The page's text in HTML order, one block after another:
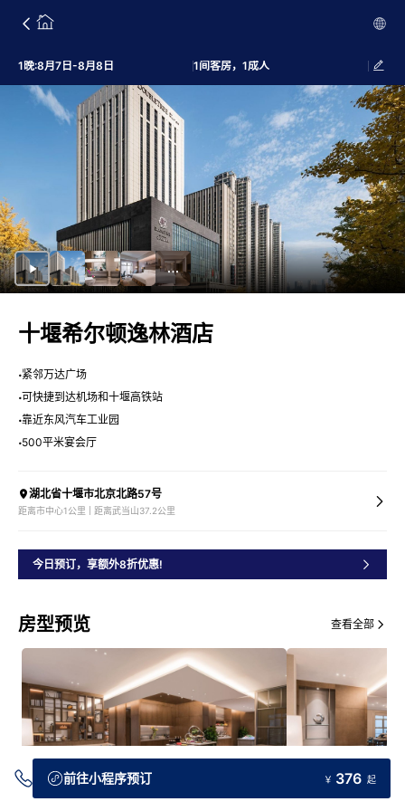
1晚:8月7日-8月8日 1间客房，1成人
十堰希尔顿逸林酒店
紧邻万达广场
可快捷到达机场和十堰高铁站
靠近东风汽车工业园
500平米宴会厅
湖北省十堰市北京北路57号
距离市中心1公里 | 距离武当山37.2公里
今日预订，享额外8折优惠!
房型预览 查看全部
前往小程序预订 ￥ 376 起